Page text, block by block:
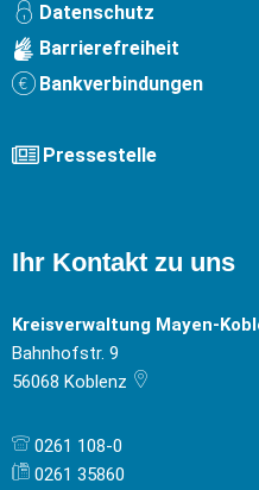
Datenschutz
Barrierefreiheit
Bankverbindungen
Pressestelle
Ihr Kontakt zu uns
Kreisverwaltung Mayen-
Bahnhofstr. 9
56068 Koblenz
0261 108-0
0261 35860